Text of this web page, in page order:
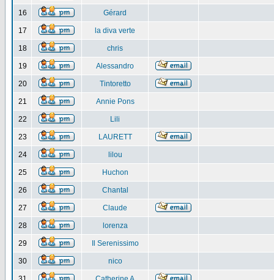
16 Gérard
17 la diva verte
18 chris
19 Alessandro
20 Tintoretto
21 Annie Pons
22 Lili
23 LAURETT
24 lilou
25 Huchon
26 Chantal
27 Claude
28 lorenza
29 Il Serenissimo
30 nico